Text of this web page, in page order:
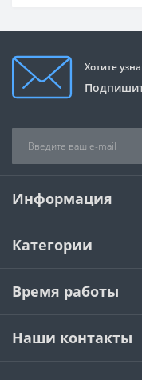
Хотите
Информация
Категории
Время работы
Наши контакты